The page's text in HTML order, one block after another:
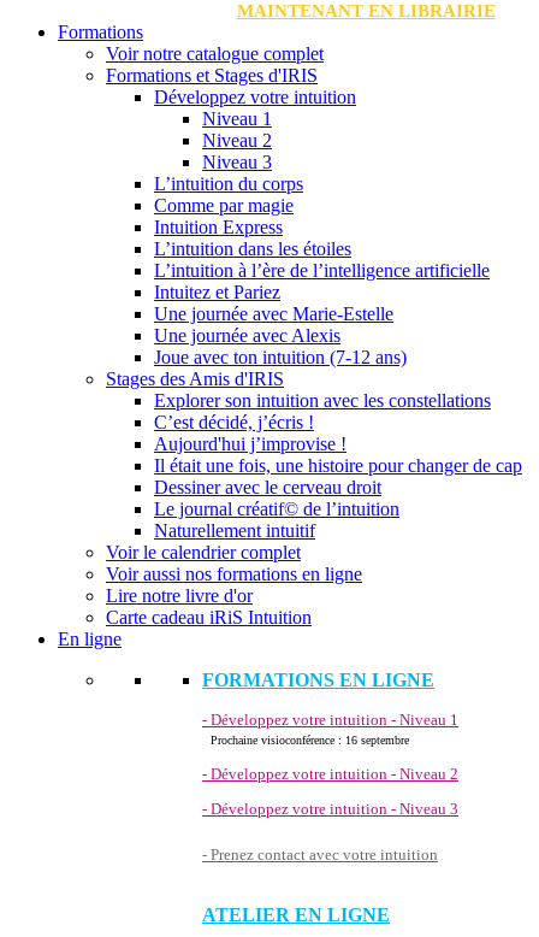
MAINTENANT EN LIBRAIRIE
Formations
Voir notre catalogue complet
Formations et Stages d'IRIS
Développez votre intuition
Niveau 1
Niveau 2
Niveau 3
L’intuition du corps
Comme par magie
Intuition Express
L’intuition dans les étoiles
L’intuition à l’ère de l’intelligence artificielle
Intuitez et Pariez
Une journée avec Marie-Estelle
Une journée avec Alexis
Joue avec ton intuition (7-12 ans)
Stages des Amis d'IRIS
Explorer son intuition avec les constellations
C’est décidé, j’écris !
Aujourd'hui j’improvise !
Il était une fois, une histoire pour changer de cap
Dessiner avec le cerveau droit
Le journal créatif© de l’intuition
Naturellement intuitif
Voir le calendrier complet
Voir aussi nos formations en ligne
Lire notre livre d'or
Carte cadeau iRiS Intuition
En ligne
FORMATIONS EN LIGNE
- Développez votre intuition - Niveau 1
Prochaine visioconférence : 16 septembre
- Développez votre intuition - Niveau 2
- Développez votre intuition - Niveau 3
- Prenez contact avec votre intuition
ATELIER EN LIGNE